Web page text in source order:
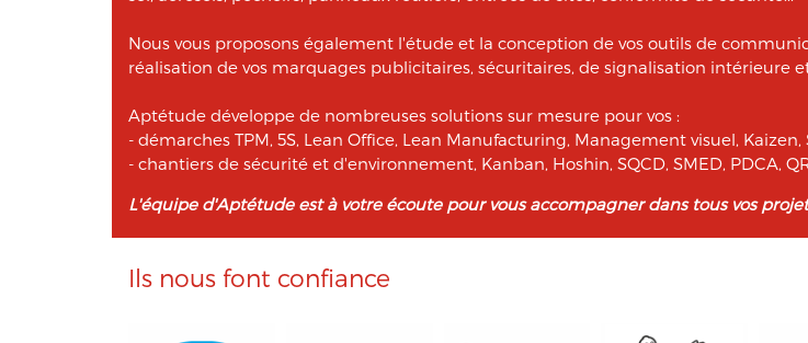
Nous vous proposons également l'étude et la conception de vos outils de
réalisation de vos marquages publicitaires, sécuritaires, de signalisation intérieure
Aptétude développe de nombreuses solutions sur mesure pour vos :
- démarches TPM, 5S, Lean Office, Lean Manufacturing, Management visuel, Kaizen,
- chantiers de sécurité et d'environnement, Kanban, Hoshin, SQCD, SMED, PDCA,
L'équipe d'Aptétude est à votre écoute pour vous accompagner dans tous vos
Ils nous font confiance